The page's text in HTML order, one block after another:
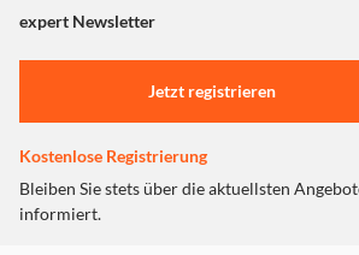
expert Newsletter
Jetzt registrieren
Kostenlose Registrierung
Bleiben Sie stets über die aktuellsten
informiert.